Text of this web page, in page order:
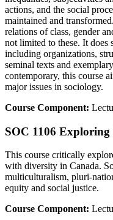
actions, and the social
maintained and
relations of class, gender
not limited to these. It does
including organizations,
seminal texts and
contemporary, this course
major issues in sociology.
Course Component:
SOC 1106
This course critically
with diversity in Canada.
multiculturalism, pluri-
equity and social justice.
Course Component: